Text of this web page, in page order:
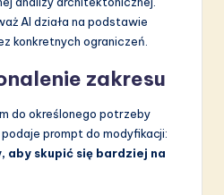
AI działa na podstawie
konkretnych ograniczeń.
zakresu
do określonego potrzeby
prompt do modyfikacji:
aby skupić się bardziej na